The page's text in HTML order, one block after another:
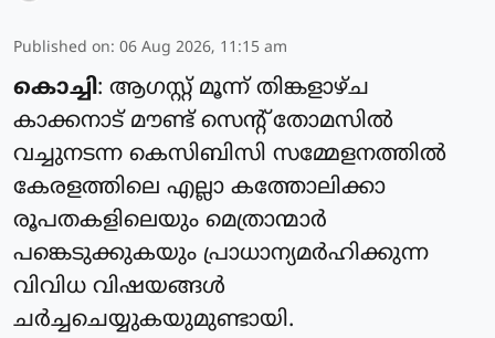
Published on: 06 Aug 2026, 11:15 am
കൊച്ചി: ആഗസ്റ്റ് മൂന്ന് തിങ്കളാഴ്ച
കാക്കനാട് മൗണ്ട് സെന്റ് തോമസില്‍
വച്ചുനടന്ന കെസിബിസി സമ്മേളനത്തില്‍
കേരളത്തിലെ എല്ലാ കത്തോലിക്കാ
രൂപതകളിലെയും മെത്രാന്മാര്‍
പങ്കെടുക്കുകയും പ്രാധാന്യമര്‍ഹിക്കുന്ന
വിവിധ വിഷയങ്ങള്‍
ചര്‍ച്ചചെയ്യുകയുമുണ്ടായി.